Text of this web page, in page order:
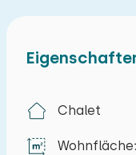
modern und
Privatparkplatz
Flügeltüren
mit einem
Chalet
Wohnfläche: